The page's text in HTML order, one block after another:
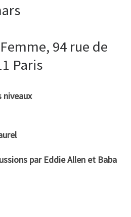
94 rue de
Paris
niveaux
par Eddie Allen et Baba